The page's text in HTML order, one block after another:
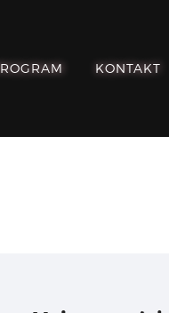
KONTAKT